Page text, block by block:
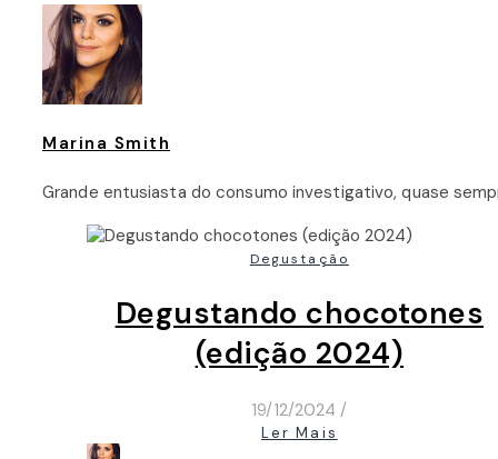
Marina Smith
Grande entusiasta do consumo investigativo, quase
Degustação
Degustando chocotones
(edição 2024)
19/12/2024 /
Ler Mais